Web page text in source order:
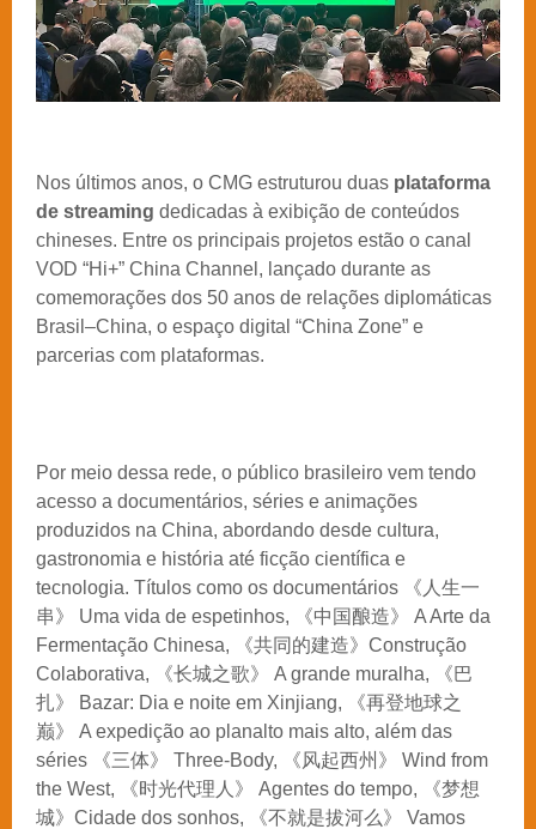
Nos últimos anos, o CMG estruturou duas plataforma
de streaming dedicadas à exibição de conteúdos
chineses. Entre os principais projetos estão o canal
VOD “Hi+” China Channel, lançado durante as
comemorações dos 50 anos de relações diplomáticas
Brasil–China, o espaço digital “China Zone” e
parcerias com plataformas.
Por meio dessa rede, o público brasileiro vem tendo
acesso a documentários, séries e animações
produzidos na China, abordando desde cultura,
gastronomia e história até ficção científica e
tecnologia. Títulos como os documentários
《人生一
串》
Uma vida de espetinhos, 《中国 酿造》
A Arte da
Fermentação Chinesa,
《共同的建造》 Construção
Colaborativa,
《长城之歌》 A grande muralha,
《巴
扎》
Bazar: Dia e noite em Xinjiang,
《再登地球之
巅》
A expedição ao planalto mais alto, além das
séries
《三体》 Three-Body, 《风起西州》
Wind from
the West,
《时光代理人》 Agentes do tempo,
《梦想
城》 Cidade dos sonhos, 《不就是拔河么》
Vamos